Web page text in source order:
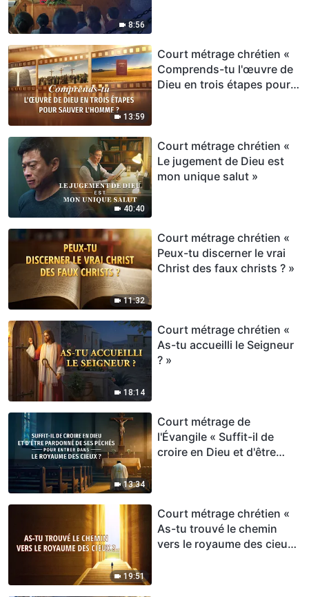
8:56
13:59
Court métrage chrétien «
Comprends-tu l'œuvre de
Dieu en trois étapes pour
40:40
Court métrage chrétien «
Le jugement de Dieu est
mon unique salut »
11:32
Court métrage chrétien «
Peux-tu discerner le vrai
Christ des faux christs ? »
18:14
Court métrage chrétien «
As-tu accueilli le Seigneur
? »
13:34
Court métrage de
l'Évangile « Suffit-il de
croire en Dieu et d'être
19:51
Court métrage chrétien «
As-tu trouvé le chemin
vers le royaume des cieux